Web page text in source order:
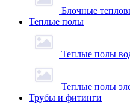
Блочные
Теплые полы
Теплые полы
Теплые полы
Трубы и фитинги